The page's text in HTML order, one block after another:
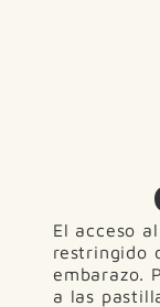
El acceso
restringido
embarazo.
a las